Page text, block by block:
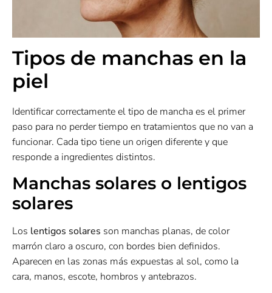
Tipos de manchas en la
piel
Identificar correctamente el tipo de mancha es el primer
paso para no perder tiempo en tratamientos que no van a
funcionar. Cada tipo tiene un origen diferente y que
responde a ingredientes distintos.
Manchas solares o lentigos
solares
Los lentigos solares son manchas planas, de color
marrón claro a oscuro, con bordes bien definidos.
Aparecen en las zonas más expuestas al sol, como la
cara, manos, escote, hombros y antebrazos.